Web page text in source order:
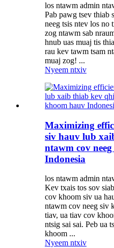
los ntawm admin
Pab pawg tsev thiab
neeg tsis ntev los no
zog ntawm sab
hnub uas muaj tis
rau kev tawm tsam
muaj zog! ...
Nyeem ntxiv
Maximizing
siv hauv lub
ntawm cov
Indonesia
los ntawm admin
Kev txais tos sov
cov khoom siv ua
ntawm cov neeg siv
tiav, ua tiav cov
ntsig sai sai. Peb ua
khoom ...
Nyeem ntxiv